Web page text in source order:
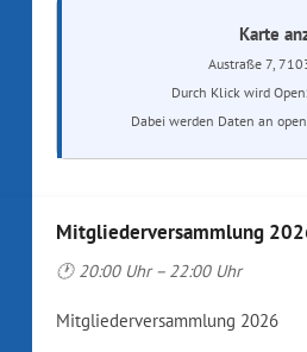
Karte
Austraße 7,
Durch Klick wird
Dabei werden Daten an
Mitgliederversammlung
🕐 20:00 Uhr – 22:00 Uhr
Mitgliederversammlung 2026